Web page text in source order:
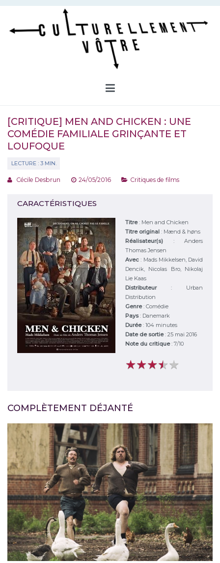
Aller
contenu
[CRITIQUE] MEN AND CHICKEN : UNE
COMÉDIE FAMILIALE GRINÇANTE ET
LOUFOQUE
Cécile Desbrun 24/05/2016 Critiques de films
CARACTÉRISTIQUES
Titre: Men and Chicken
Titre original : Mænd & høns
Réalisateur(s) : Anders
Thomas Jensen
Avec: Mads Mikkelsen, David
Dencik, Nicolas Bro, Nikolaj
Lie Kaas
Distributeur : Urban
Distribution
Genre: Comédie
Pays: Danemark
Durée: 104 minutes
Date de sortie: 25 mai 2016
Note du critique: 7/10
★★★★★
★★★★★
COMPLÈTEMENT DÉJANTÉ